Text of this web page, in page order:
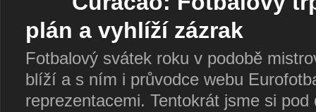
plán a vyhlíží zázrak
Fotbalový svátek roku v podobě
blíží a s ním i průvodce webu
reprezentacemi. Tentokrát jsme si